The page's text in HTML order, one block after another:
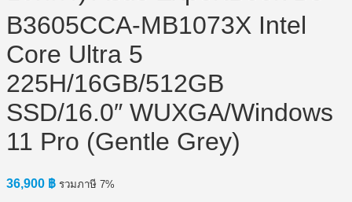
B3605CCA-MB1073X Intel
Core Ultra 5
225H/16GB/512GB
SSD/16.0″ WUXGA/Windows
11 Pro (Gentle Grey)
36,900 ฿ รวมภาษี 7%